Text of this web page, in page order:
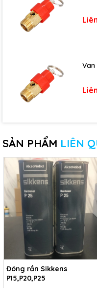
SẢN PHẨM LIÊN
Đóng rắn Sikkens
P15,P20,P25